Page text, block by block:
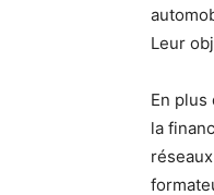
Leur
En plus
la